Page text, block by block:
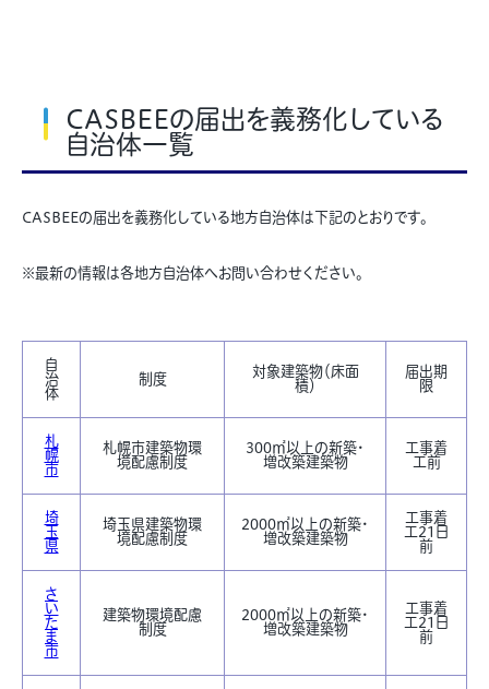
CASBEEの届出を義務化している
自治体一覧
CASBEEの届出を義務化している地方自治体は下記のとおりです。
※最新の情報は各地方自治体へお問い合わせください。
自
治
体
制度
対象建築物（床面
積）
届出期
限
札
幌
市
札幌市建築物環
境配慮制度
300㎡以上の新築・
増改築建築物
工事着
工前
埼
玉
県
埼玉県建築物環
境配慮制度
2000㎡以上の新築・
増改築建築物
工事着
工21日
前
さ
い
た
ま
市
建築物環境配慮
制度
2000㎡以上の新築・
増改築建築物
工事着
工21日
前